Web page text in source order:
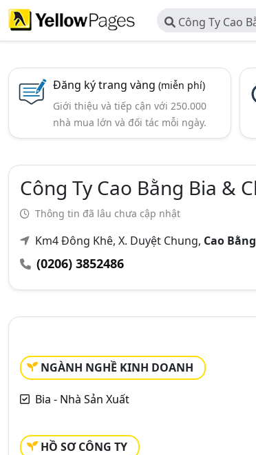
Công Ty Cao
Đăng ký trang vàng (miễn phí)
Giới thiệu và tiếp cận với 250.000
nhà mua lớn và đối tác mỗi ngày.
Công Ty Cao Bằng Bia &
Thông tin đã lâu chưa cập nhật
Km4 Đông Khê, X. Duyệt Chung, Cao Bằng
(0206) 3852486
NGÀNH NGHỀ KINH DOANH
Bia - Nhà Sản Xuất
HỒ SƠ CÔNG TY